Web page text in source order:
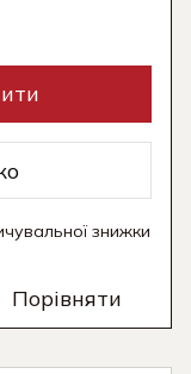
знижки
Порівняти